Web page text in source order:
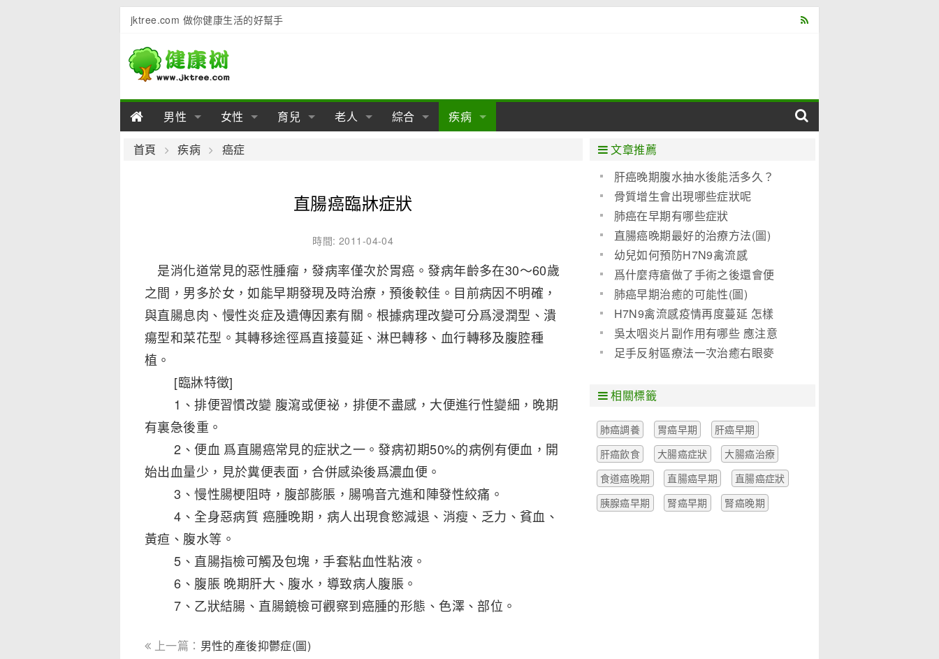
jktree.com 做你健康生活的好幫手
男性
男性陽痿
男性早泄
男性疾病
女性
女性乳房
女性生理 女性疾病
育兒
幼兒期
學前期 母嬰用品
老人
老人用品
老人護理
綜合
亞健康
疾病
肝病
泌尿科
心血管
皮膚病
眼科
口腔科
內科
首頁 疾病 癌症
直腸癌臨牀症狀
時間: 2011-04-04
是消化道常見的惡性腫瘤，發病率僅次於胃癌。發病年齡多在30～60歲
之間，男多於女，如能早期發現及時治療，預後較佳。目前病因不明確，
與直腸息肉、慢性炎症及遺傳因素有關。根據病理改變可分爲浸潤型、潰
瘍型和菜花型。其轉移途徑爲直接蔓延、淋巴轉移、血行轉移及腹腔種
植。
[臨牀特徵]
1、排便習慣改變 腹瀉或便祕，排便不盡感，大便進行性變細，晚期
有裏急後重。
2、便血 爲直腸癌常見的症狀之一。發病初期50%的病例有便血，開
始出血量少，見於糞便表面，合併感染後爲濃血便。
3、慢性腸梗阻時，腹部膨脹，腸鳴音亢進和陣發性絞痛。
4、全身惡病質 癌腫晚期，病人出現食慾減退、消瘦、乏力、貧血、
黃疸、腹水等。
5、直腸指檢可觸及包塊，手套粘血性粘液。
6、腹脹 晚期肝大、腹水，導致病人腹脹。
7、乙狀結腸、直腸鏡檢可觀察到癌腫的形態、色澤、部位。
上一篇： 男性的產後抑鬱症(圖)
文章推薦
肝癌晚期腹水抽水後能活多久？
骨質增生會出現哪些症狀呢
肺癌在早期有哪些症狀
直腸癌晚期最好的治療方法(圖)
幼兒如何預防H7N9禽流感
爲什麼痔瘡做了手術之後還會便
血呢？
肺癌早期治癒的可能性(圖)
H7N9禽流感疫情再度蔓延 怎樣
預防是關鍵!(圖)
吳太咽炎片副作用有哪些 應注意
些什麼
足手反射區療法一次治癒右眼麥
相關標籤
肺癌調養 胃癌早期
肝癌早期
肝癌飲食
大腸癌症狀
大腸癌治療
食道癌晚期
直腸癌早期
直腸癌症狀
胰腺癌早期
腎癌早期 腎癌晚期